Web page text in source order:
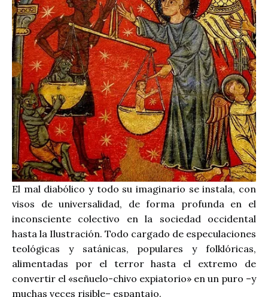
El mal diabólico y todo su imaginario se instala, con
visos de universalidad, de forma profunda en el
inconsciente colectivo en la sociedad occidental
hasta la Ilustración. Todo cargado de especulaciones
teológicas y satánicas, populares y folklóricas,
alimentadas por el terror hasta el extremo de
convertir el «señuelo-chivo expiatorio» en un puro –y
muchas veces risible– espantajo.